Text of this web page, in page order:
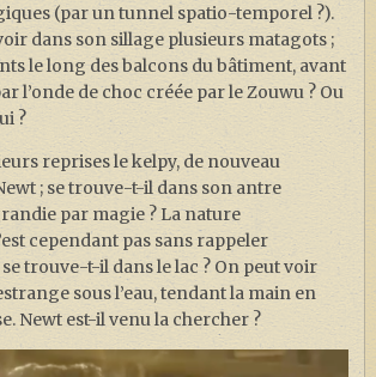
(par un tunnel spatio-temporel ?).
dans son sillage plusieurs matagots ;
le long des balcons du bâtiment, avant
l’onde de choc créée par le Zouwu ? Ou
?
reprises le kelpy, de nouveau
; se trouve-t-il dans son antre
par magie ? La nature
cependant pas sans rappeler
trouve-t-il dans le lac ? On peut voir
sous l’eau, tendant la main en
Newt est-il venu la chercher ?